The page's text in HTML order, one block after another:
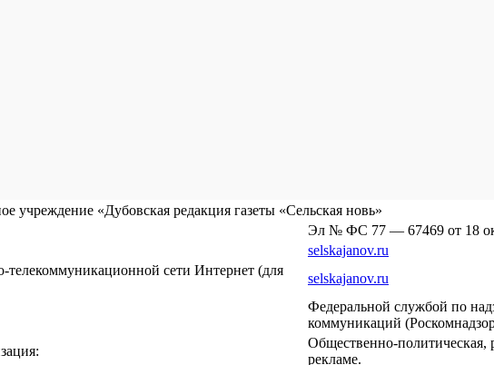
учреждение «Дубовская редакция газеты «Сельская новь»
Эл № ФС 77 — 67469 от 18
selskajanov.ru
сети Интернет (для
selskajanov.ru
Федеральной службой по
коммуникаций
Общественно-политическая,
рекламе.